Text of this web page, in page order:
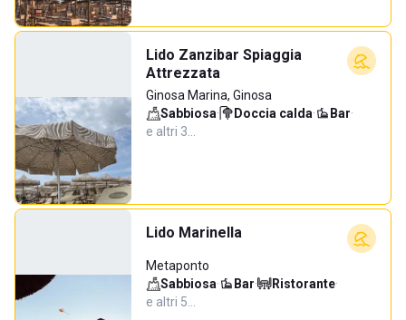
Lido Zanzibar Spiaggia
Attrezzata
Ginosa Marina, Ginosa
Sabbiosa· Doccia calda· Bar·
e altri 3…
Lido Marinella
Metaponto
Sabbiosa· Bar· Ristorante·
e altri 5…